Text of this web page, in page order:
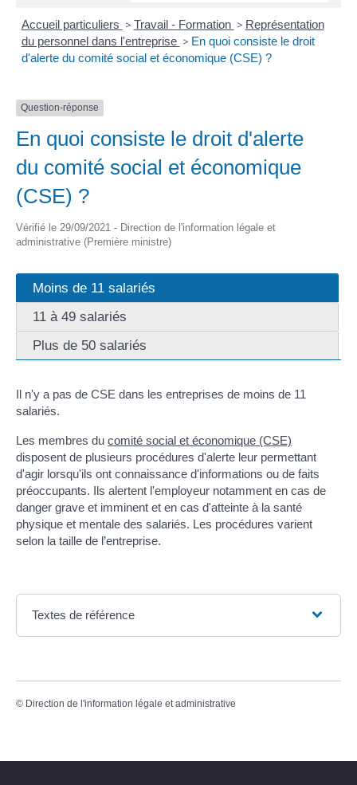
Accueil particuliers > Travail - Formation > Représentation
du personnel dans l'entreprise > En quoi consiste le droit
d'alerte du comité social et économique (CSE) ?
Question-réponse
En quoi consiste le droit d'alerte
du comité social et économique
(CSE) ?
Vérifié le 29/09/2021 - Direction de l'information légale et
administrative (Première ministre)
Moins de 11 salariés
11 à 49 salariés
Plus de 50 salariés
Il n'y a pas de CSE dans les entreprises de moins de 11
salariés.
Les membres du comité social et économique (CSE)
disposent de plusieurs procédures d'alerte leur permettant
d'agir lorsqu'ils ont connaissance d'informations ou de faits
préoccupants. Ils alertent l'employeur notamment en cas de
danger grave et imminent et en cas d'atteinte à la santé
physique et mentale des salariés. Les procédures varient
selon la taille de l’entreprise.
Textes de référence
© Direction de l'information légale et administrative